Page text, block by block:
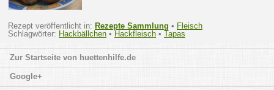
Rezept veröffentlicht in: Rezepte Sammlung • Fleisch
Schlagwörter: Hackbällchen •Hackfleisch • Tapas
huettenhilfe.de
Google+